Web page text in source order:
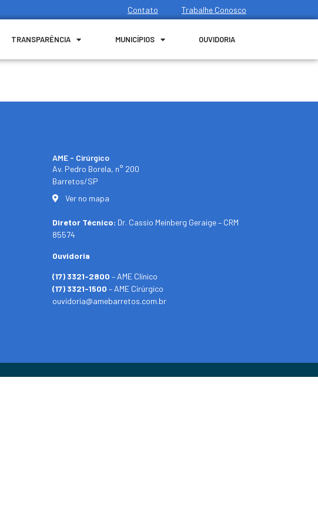
Contato Trabalhe Conosco
TRANSPARÊNCIA MUNICÍPIOS OUVIDORIA
AME - Cirúrgico
Av. Pedro Borela, n° 200
Barretos/SP
Ver no mapa
Diretor Técnico: Dr. Cassio Meinberg Geraige – CRM
85574
Ouvidoria
(17) 3321-2800 – AME Clínico
(17) 3321-1500 – AME Cirúrgico
ouvidoria@amebarretos.com.br